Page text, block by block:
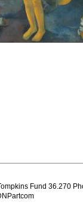
Fund 36.270